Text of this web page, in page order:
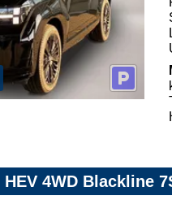
4WD Blackline